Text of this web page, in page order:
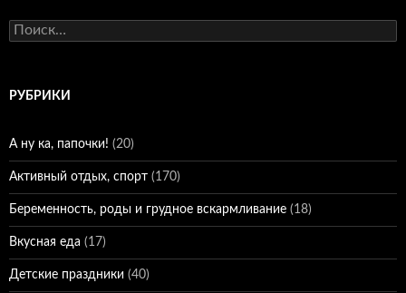
Найти:
РУБРИКИ
А ну ка, папочки! (20)
Активный отдых, спорт (170)
Беременность, роды и грудное вскармливание (18)
Вкусная еда (17)
Детские праздники (40)